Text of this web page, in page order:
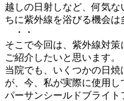
越しの日射しなど、何気な
ちに紫外線を浴びる機会は
・・
そこで今回は、紫外線対
ご紹介したいと思います。
当院でも、いくつかの日
が、今、私が実際に使用
パーサンシールドブライト